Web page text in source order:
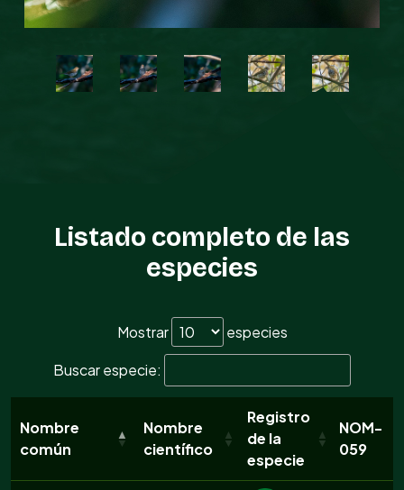
Listado completo de las
especies
Mostrar
especies
Buscar especie:
Nombre
común
Nombre
científico
Registro
de la
especie
NOM-
059